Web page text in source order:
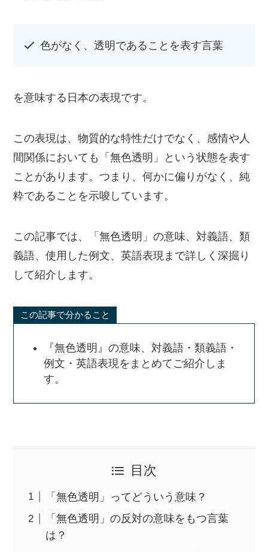
色がなく、透明であることを表す言葉
を意味する日本の表現です。
この表現は、物質的な特性だけでなく、感情や人
間関係においても「無色透明」という状態を表す
ことがあります。つまり、何かに偏りがなく、純
粋であることを示唆しています。
この記事では、「無色透明」の意味、対義語、類
義語、使用した例文、英語表現まで詳しく深掘り
して紹介します。
この記事で分かること
『無色透明』の意味、対義語・類義語・
例文・英語表現をまとめてご紹介しま
す。
目次
「無色透明」ってどういう意味？
「無色透明」の反対の意味をもつ言葉
は？